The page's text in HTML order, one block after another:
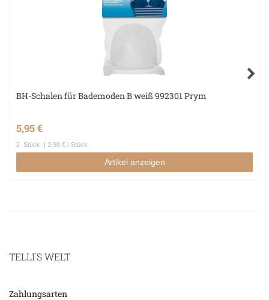
BH-Schalen für Bademoden B weiß 992301 Prym
5,95 €
2 Stück | 2,98 € / Stück
Artikel anzeigen
TELLI´S WELT
Zahlungsarten